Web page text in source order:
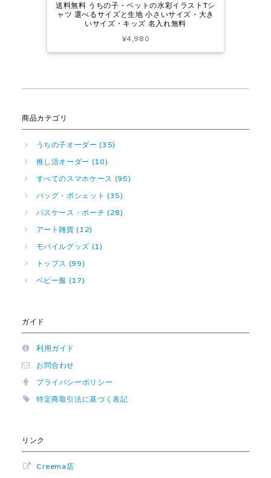
送料無料 うちの子・ペットの水彩イラストTシ
ャツ 選べるサイズと生地 小さいサイズ・大き
いサイズ・キッズ 名入れ無料
¥4,980
商品カテゴリ
うちの子オーダー (35)
推し活オーダー (10)
すべてのスマホケース (95)
バッグ・ポシェット (35)
パスケース・ポーチ (28)
アート雑貨 (12)
モバイルグッズ (1)
トップス (99)
ベビー服 (17)
ガイド
利用ガイド
お問合わせ
プライバシーポリシー
特定商取引法に基づく表記
リンク
Creema店